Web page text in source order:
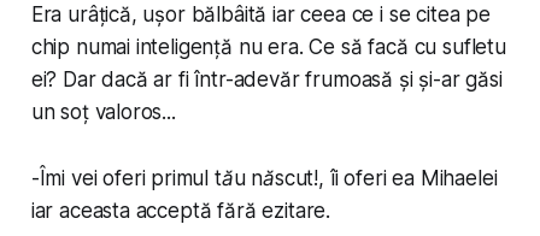
Era urâțică, ușor bălbâită iar ceea ce i se citea pe
chip numai inteligență nu era. Ce să facă cu sufletu
ei? Dar dacă ar fi într-adevăr frumoasă și și-ar găsi
un soț valoros...
-Îmi vei oferi primul tău născut!, îi oferi ea Mihaelei
iar aceasta acceptă fără ezitare.